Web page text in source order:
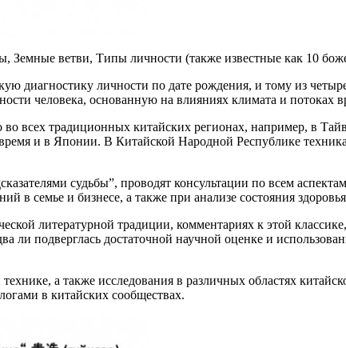
Земные ветви, Типы личности (также известные как 10
диагностику личности по дате рождения, и тому из
человека, основанную на влияниях климата и потоках
всех традиционных китайских регионах, например, в
и в Японии. В Китайской Народной Республике
судьбы”, проводят консультации по всем
в семье и бизнесе, а также при анализе состояния
литературной традиции, комментариях к этой
ли подверглась достаточной научной оценке и
а также исследования в различных областях
в китайских сообществах.